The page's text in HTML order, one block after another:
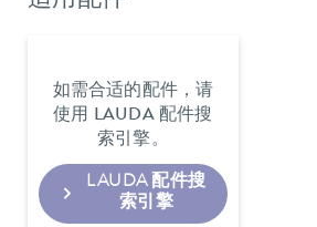
如需合适的配件，请
使用 LAUDA 配件搜
索引擎。
LAUDA 配件搜
索引擎